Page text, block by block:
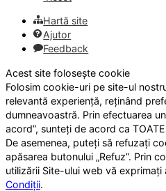
Hartă site
Ajutor
Feedback
Acest site folosește cookie
Folosim cookie-uri pe site-ul
relevantă experiență, reținând
dumneavoastră. Prin efectuarea
acord”, sunteți de acord ca
De asemenea, puteți să refuzați
apăsarea butonului „Refuz”. Prin
utilizării Site-ului web vă exprimați
Condiții.